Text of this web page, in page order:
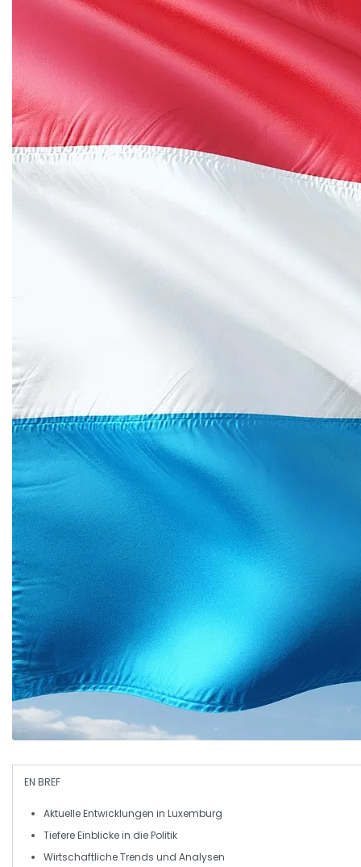
EN BREF
Aktuelle Entwicklungen in Luxemburg
Tiefere Einblicke in diePolitik
WirtschaftlicheTrends und Analysen